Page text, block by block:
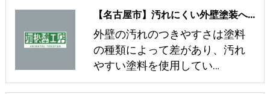
【名古屋市】汚れにくい外壁塗装へ塗り替え！汚れやすい塗料の共通点とは？
外壁の汚れのつきやすさは塗料
の種類によって差があり、汚れ
やすい塗料を使用してい…